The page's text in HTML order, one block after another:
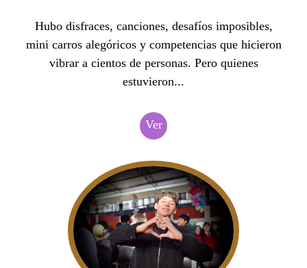
Hubo disfraces, canciones, desafíos imposibles,
mini carros alegóricos y competencias que hicieron
vibrar a cientos de personas. Pero quienes
estuvieron...
Ver